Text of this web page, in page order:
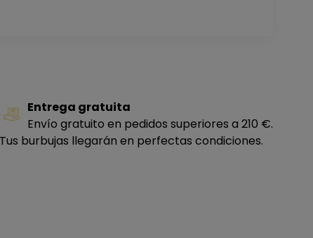
Entrega gratuita
Envío gratuito en pedidos superiores a 210 €.
Tus burbujas llegarán en perfectas condiciones.